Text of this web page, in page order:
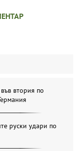
втория по
руски удари по